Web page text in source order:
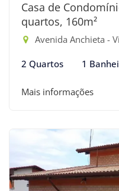
Casa de
quartos, 160m²
Avenida Anchieta -
2 Quartos 1
Mais informações